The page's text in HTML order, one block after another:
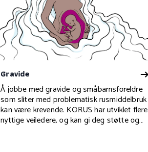
Gravide
Å jobbe med gravide og småbarnsforeldre
som sliter med problematisk rusmiddelbruk
kan være krevende. KORUS har utviklet flere
nyttige veiledere, og kan gi deg støtte og